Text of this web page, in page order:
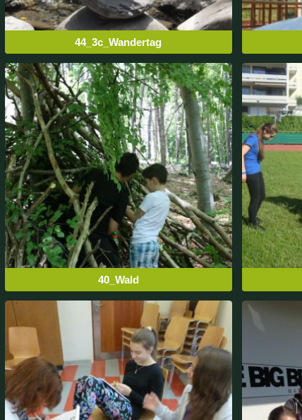
44_3c_Wandertag
40_Wald